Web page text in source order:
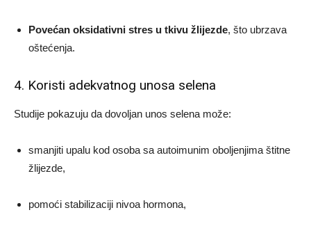
Povećan oksidativni stres u tkivu žlijezde, što ubrzava
oštećenja.
4. Koristi adekvatnog unosa selena
Studije pokazuju da dovoljan unos selena može:
smanjiti upalu kod osoba sa autoimunim oboljenjima štitne
žlijezde,
pomoći stabilizaciji nivoa hormona,